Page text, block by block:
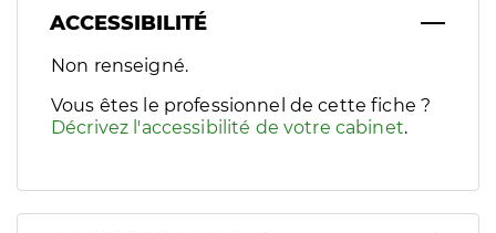
ACCESSIBILITÉ
Filtres
Sélectionnez un ou plusieurs handicaps/besoins
Non renseigné.
Vous êtes le professionnel de cette fiche ?
Décrivez l'accessibilité de votre cabinet.